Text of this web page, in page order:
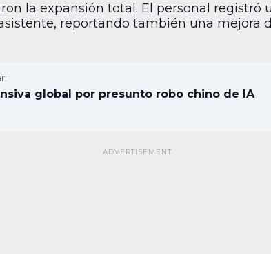
la expansión total. El personal registró
reportando también una mejora
global por presunto robo chino de IA